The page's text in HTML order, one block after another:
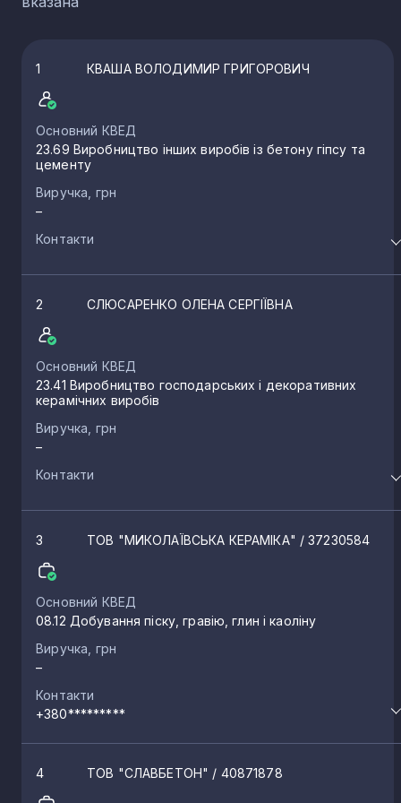
1 КВАША ВОЛОДИМИР ГРИГОРОВИЧ
Основний КВЕД
23.69 Виробництво інших виробів із бетону гіпсу та
цементу
Виручка, грн
–
Контакти
2 СЛЮСАРЕНКО ОЛЕНА СЕРГІЇВНА
Основний КВЕД
23.41 Виробництво господарських і декоративних
керамічних виробів
Виручка, грн
–
Контакти
3 ТОВ "МИКОЛАЇВСЬКА КЕРАМІКА" / 37230584
Основний КВЕД
08.12 Добування піску, гравію, глин і каоліну
Виручка, грн
–
Контакти
+380*********
4 ТОВ "СЛАВБЕТОН" / 40871878